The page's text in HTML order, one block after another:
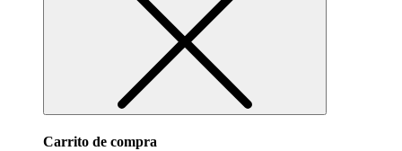
Carrito de compra